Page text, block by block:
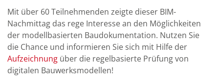
Mit über 60 Teilnehmenden zeigte dieser BIM-
Nachmittag das rege Interesse an den Möglichkeiten
der modellbasierten Baudokumentation. Nutzen Sie
die Chance und informieren Sie sich mit Hilfe der
Aufzeichnung über die regelbasierte Prüfung von
digitalen Bauwerksmodellen!